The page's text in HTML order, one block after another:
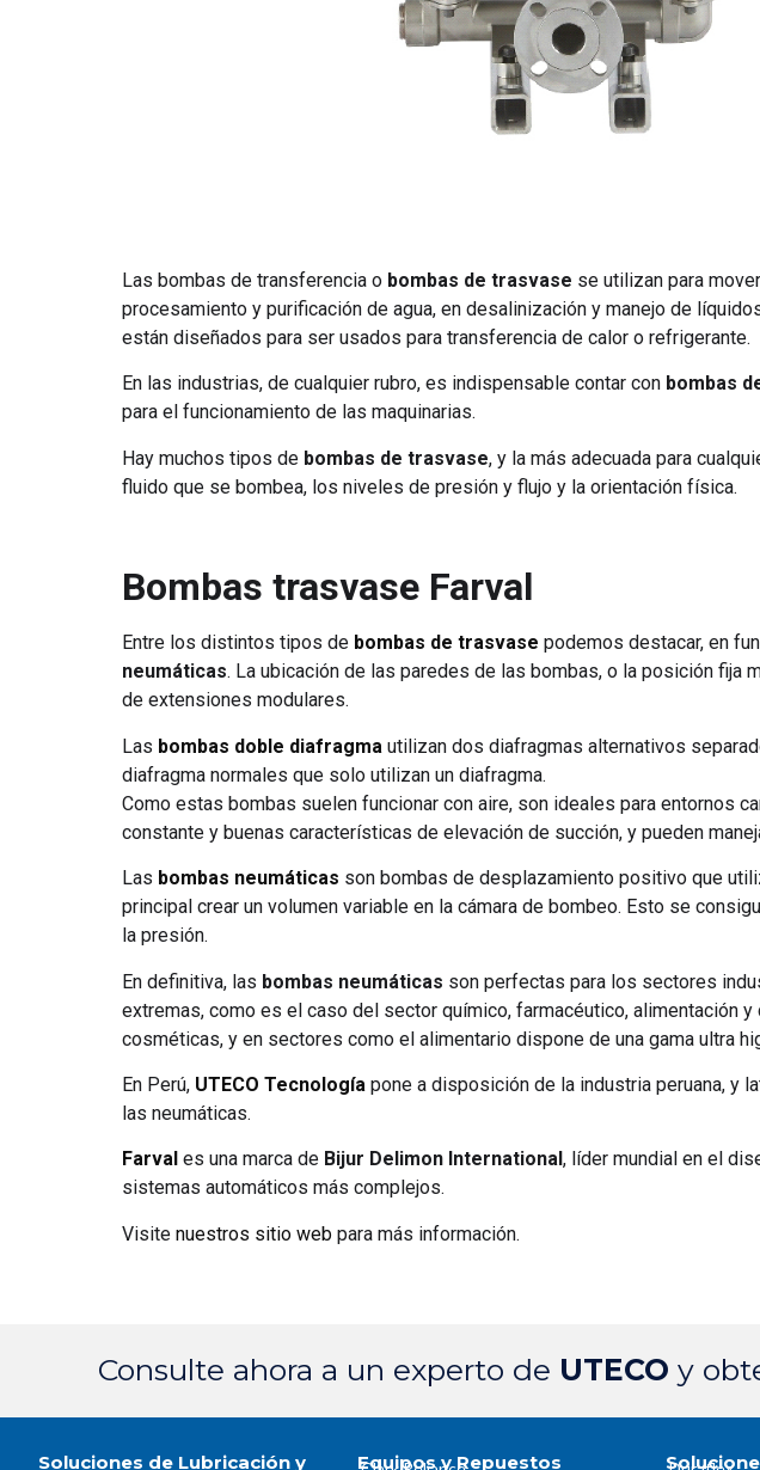
Las bombas de transferencia o bombas de trasvase se utilizan para
procesamiento y purificación de agua, en desalinización y manejo de
están diseñados para ser usados ​​para transferencia de calor o refrigerante.
En las industrias, de cualquier rubro, es indispensable contar con bombas
para el funcionamiento de las maquinarias.
Hay muchos tipos de bombas de trasvase, y la más adecuada para
fluido que se bombea, los niveles de presión y flujo y la orientación física.
Bombas trasvase Farval
Entre los distintos tipos de bombas de trasvase podemos destacar, en
neumáticas. La ubicación de las paredes de las bombas, o la posición
de extensiones modulares.
Las bombas doble diafragma utilizan dos diafragmas alternativos
diafragma normales que solo utilizan un diafragma.
Como estas bombas suelen funcionar con aire, son ideales para entornos
constante y buenas características de elevación de succión, y pueden
Las bombas neumáticas son bombas de desplazamiento positivo que
principal crear un volumen variable en la cámara de bombeo. Esto se
la presión.
En definitiva, las bombas neumáticas son perfectas para los sectores
extremas, como es el caso del sector químico, farmacéutico, alimentación
cosméticas, y en sectores como el alimentario dispone de una gama ultra
En Perú, UTECO Tecnología pone a disposición de la industria peruana, y
las neumáticas.
Farval es una marca de Bijur Delimon International , líder mundial en el
sistemas automáticos más complejos.
Visite nuestros sitio web para más información.
Consulte ahora a un experto de UTECO y
Soluciones de Lubricación y Equipos y Repuestos